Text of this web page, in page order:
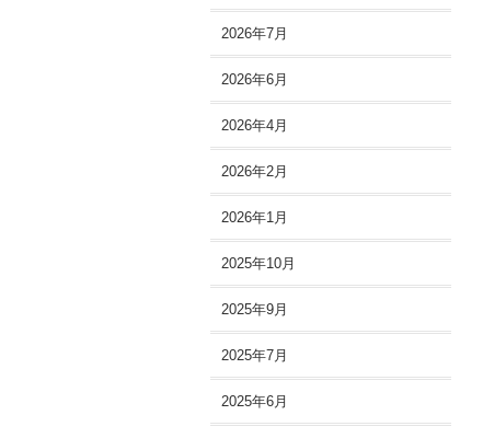
2026年7月
2026年6月
2026年4月
2026年2月
2026年1月
2025年10月
2025年9月
2025年7月
2025年6月